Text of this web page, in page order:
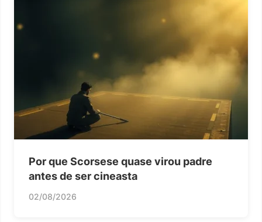
Por que Scorsese quase virou padre
antes de ser cineasta
02/08/2026